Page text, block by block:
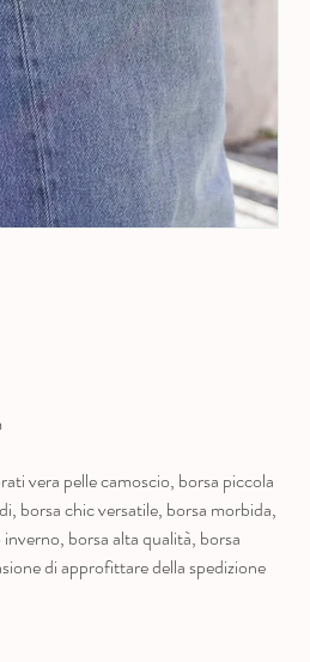
vera pelle camoscio, borsa piccola
borsa chic versatile, borsa morbida,
borsa alta qualità, borsa
di approfittare della spedizione